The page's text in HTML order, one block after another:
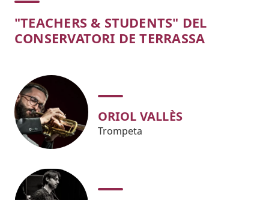
Concert
"TEACHERS & STUDENTS" DEL
CONSERVATORI DE TERRASSA
ORIOL VALLÈS
Trompeta